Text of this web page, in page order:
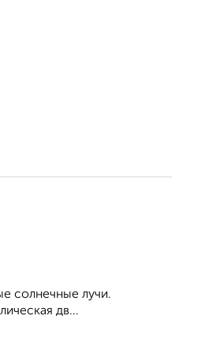
солнечные лучи.
дв...